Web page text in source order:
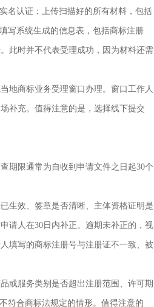
名认证；上传扫描好的所有材料，包括
写系统生成的信息表，包括商标注册
此时并不代表受理成功，因为材料还需
地商标业务受理窗口办理。窗口工作人
补充。值得注意的是，选择线下提交
期限通常为自收到申请文件之日起30个
生效、签章是否清晰、主体资格证明是
请人在30日内补正。逾期未补正的，视
填写的商标注册号与注册证不一致、被
或服务类别是否超出注册范围、许可期
符合商标法规定的情形。值得注意的